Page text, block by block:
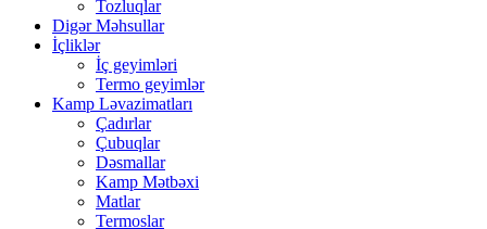
Tozluqlar
Digər Məhsullar
İçliklər
İç geyimləri
Termo geyimlər
Kamp Ləvazimatları
Çadırlar
Çubuqlar
Dəsmallar
Kamp Mətbəxi
Matlar
Termoslar